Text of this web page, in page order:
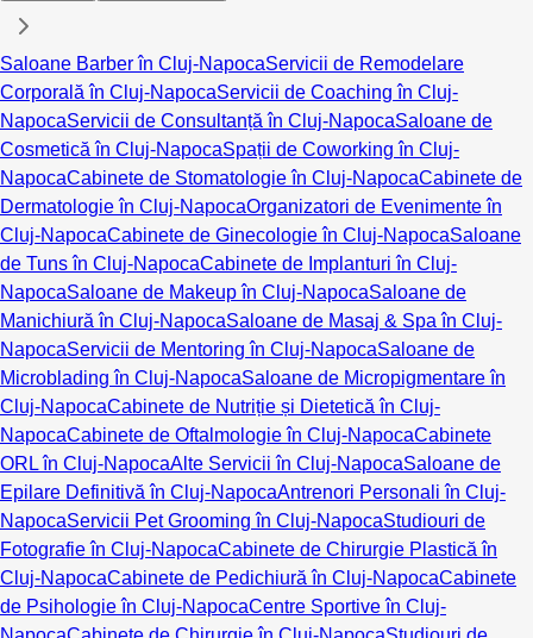
Saloane Barber în Cluj-NapocaServicii de Remodelare
Corporală în Cluj-NapocaServicii de Coaching în Cluj-
NapocaServicii de Consultanță în Cluj-NapocaSaloane de
Cosmetică în Cluj-NapocaSpații de Coworking în Cluj-
NapocaCabinete de Stomatologie în Cluj-NapocaCabinete de
Dermatologie în Cluj-NapocaOrganizatori de Evenimente în
Cluj-NapocaCabinete de Ginecologie în Cluj-NapocaSaloane
de Tuns în Cluj-NapocaCabinete de Implanturi în Cluj-
NapocaSaloane de Makeup în Cluj-NapocaSaloane de
Manichiură în Cluj-NapocaSaloane de Masaj & Spa în Cluj-
NapocaServicii de Mentoring în Cluj-NapocaSaloane de
Microblading în Cluj-NapocaSaloane de Micropigmentare în
Cluj-NapocaCabinete de Nutriție și Dietetică în Cluj-
NapocaCabinete de Oftalmologie în Cluj-NapocaCabinete
ORL în Cluj-NapocaAlte Servicii în Cluj-NapocaSaloane de
Epilare Definitivă în Cluj-NapocaAntrenori Personali în Cluj-
NapocaServicii Pet Grooming în Cluj-NapocaStudiouri de
Fotografie în Cluj-NapocaCabinete de Chirurgie Plastică în
Cluj-NapocaCabinete de Pedichiură în Cluj-NapocaCabinete
de Psihologie în Cluj-NapocaCentre Sportive în Cluj-